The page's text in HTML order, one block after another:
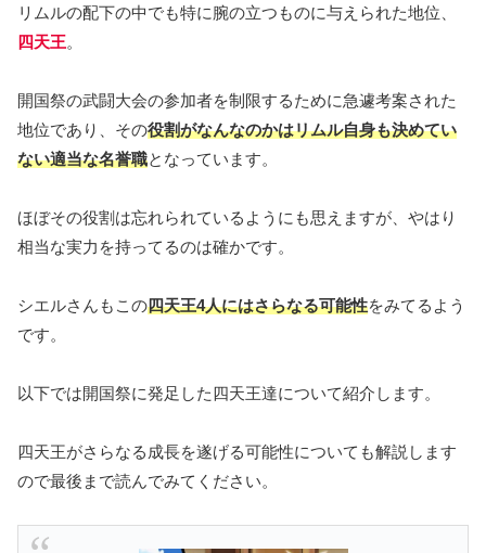
リムルの配下の中でも特に腕の立つものに与えられた地位、
四天王。
開国祭の武闘大会の参加者を制限するために急遽考案された
地位であり、その役割がなんなのかはリムル自身も決めてい
ない適当な名誉職となっています。
ほぼその役割は忘れられているようにも思えますが、やはり
相当な実力を持ってるのは確かです。
シエルさんもこの四天王4人にはさらなる可能性をみてるよう
です。
以下では開国祭に発足した四天王達について紹介します。
四天王がさらなる成長を遂げる可能性についても解説します
ので最後まで読んでみてください。